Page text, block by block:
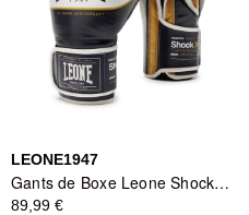
LEONE1947
Gants de Boxe Leone Shock X Bleu
89,99 €